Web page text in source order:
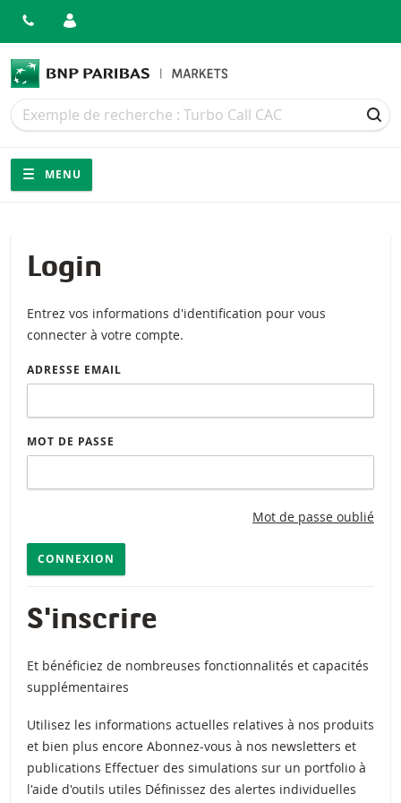
Recherche
Recherche
Navigation
Navigation sur le site
MENU
Login
Entrez vos informations d'identification pour vous
connecter à votre compte.
ADRESSE EMAIL
MOT DE PASSE
Mot de passe oublié
CONNEXION
S'inscrire
Et bénéficiez de nombreuses fonctionnalités et capacités
supplémentaires
Utilisez les informations actuelles relatives à nos produits
et bien plus encore Abonnez-vous à nos newsletters et
publications Effectuer des simulations sur un portfolio à
l'aide d'outils utiles Définissez des alertes individuelles